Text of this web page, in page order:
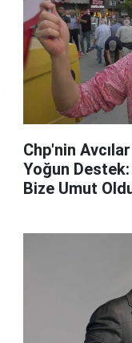
Chp'nin
Yoğun
Bize Umut